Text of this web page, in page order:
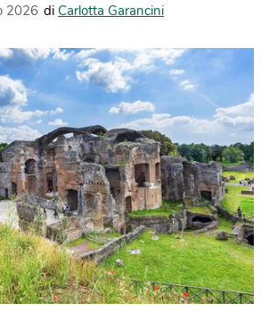
2026 di Carlotta Garancini